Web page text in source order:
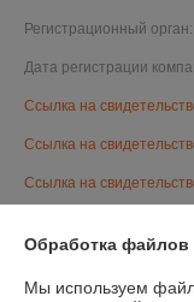
Регистрационный
Дата регистрации
Ссылка на
Ссылка на
Ссылка на
Ссылка на
Ссылка на
Обработка файлов
Мы используем